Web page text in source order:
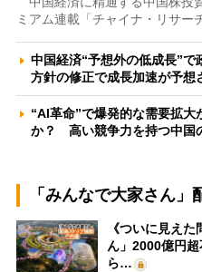
ミアム連載「チャイナ・リサー
中国経済“予想外の低成長”
方針の修正で成長加速が予
“AI革命”で爆発的な需要拡
か？ 高い競争力を持つ中国
「みんなで大家さん
《ついに見え
ん」2000億円
ら…